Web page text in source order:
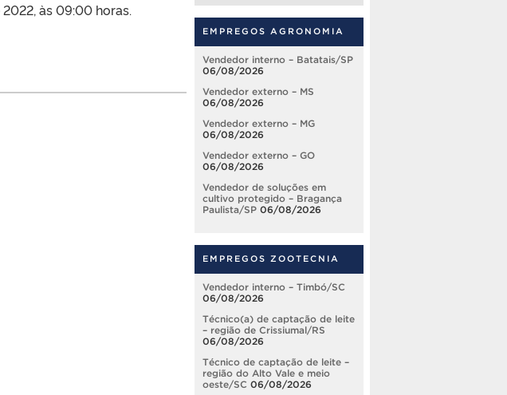
às 09:00 horas.
EMPREGOS AGRONOMIA
Vendedor interno – Batatais/SP
06/08/2026
Vendedor externo – MS
06/08/2026
Vendedor externo – MG
06/08/2026
Vendedor externo – GO
06/08/2026
Vendedor de soluções em
cultivo protegido – Bragança
Paulista/SP 06/08/2026
EMPREGOS ZOOTECNIA
Vendedor interno – Timbó/SC
06/08/2026
Técnico(a) de captação de leite
– região de Crissiumal/RS
06/08/2026
Técnico de captação de leite –
região do Alto Vale e meio
oeste/SC 06/08/2026